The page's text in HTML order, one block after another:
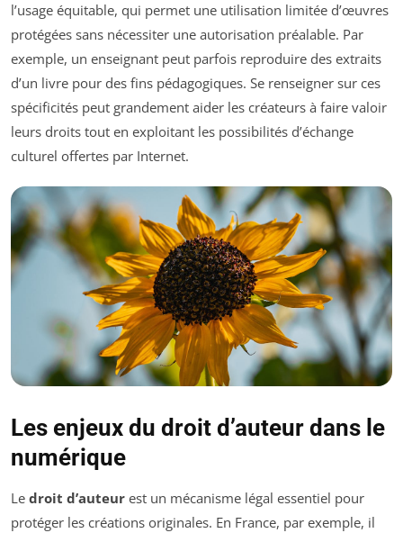
l’usage équitable, qui permet une utilisation limitée d’œuvres
protégées sans nécessiter une autorisation préalable. Par
exemple, un enseignant peut parfois reproduire des extraits
d’un livre pour des fins pédagogiques. Se renseigner sur ces
spécificités peut grandement aider les créateurs à faire valoir
leurs droits tout en exploitant les possibilités d’échange
culturel offertes par Internet.
Les enjeux du droit d’auteur dans le
numérique
Le droit d’auteur est un mécanisme légal essentiel pour
protéger les créations originales. En France, par exemple, il